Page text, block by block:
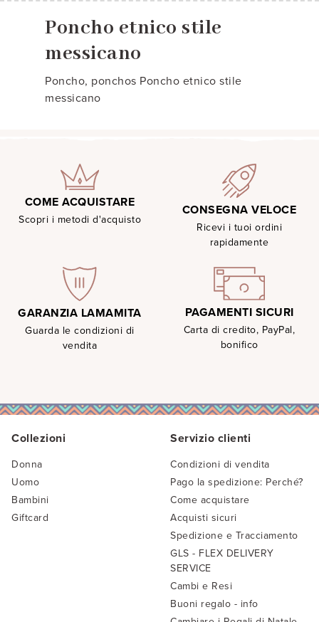
Poncho etnico stile
messicano
Poncho, ponchos Poncho etnico stile
messicano
COME ACQUISTARE
Scopri i metodi d'acquisto
CONSEGNA VELOCE
Ricevi i tuoi ordini
rapidamente
GARANZIA LAMAMITA
Guarda le condizioni di
vendita
PAGAMENTI SICURI
Carta di credito, PayPal,
bonifico
Collezioni
Donna
Uomo
Bambini
Giftcard
Servizio clienti
Condizioni di vendita
Pago la spedizione: Perché?
Come acquistare
Acquisti sicuri
Spedizione e Tracciamento
GLS - FLEX DELIVERY
SERVICE
Cambi e Resi
Buoni regalo - info